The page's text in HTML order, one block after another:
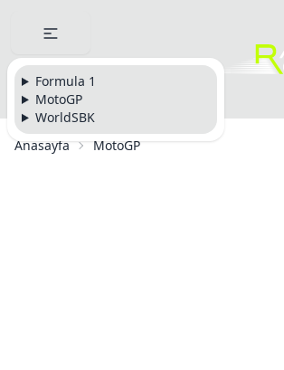
Formula 1
MotoGP
WorldSBK
Anasayfa
MotoGP